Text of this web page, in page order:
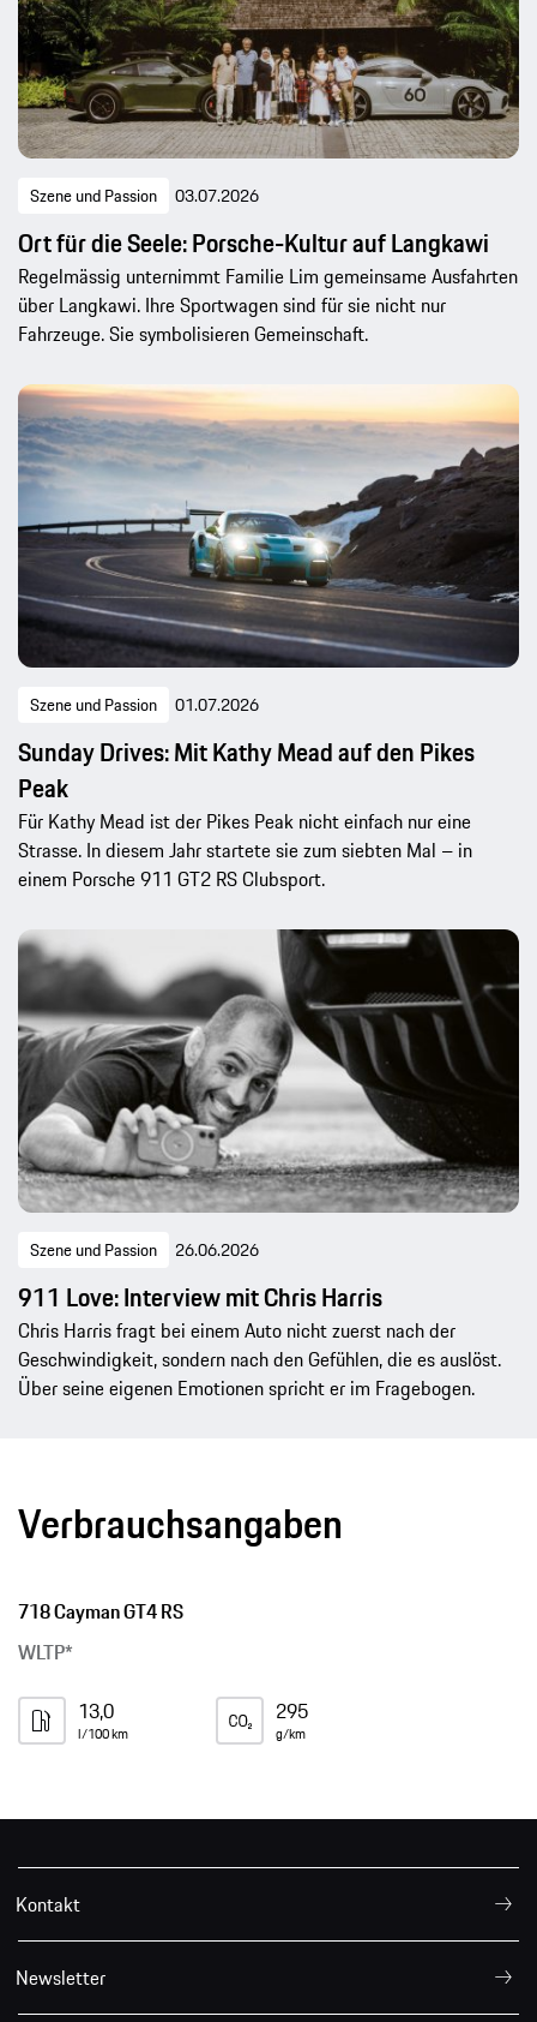
Szene und Passion 03.07.2026
Ort für die Seele: Porsche-Kultur auf Langkawi
Regelmässig unternimmt Familie Lim gemeinsame Ausfahrten
über Langkawi. Ihre Sportwagen sind für sie nicht nur
Fahrzeuge. Sie symbolisieren Gemeinschaft.
Szene und Passion 01.07.2026
Sunday Drives: Mit Kathy Mead auf den Pikes
Peak
Für Kathy Mead ist der Pikes Peak nicht einfach nur eine
Strasse. In diesem Jahr startete sie zum siebten Mal – in
einem Porsche 911 GT2 RS Clubsport.
Szene und Passion 26.06.2026
911 Love: Interview mit Chris Harris
Chris Harris fragt bei einem Auto nicht zuerst nach der
Geschwindigkeit, sondern nach den Gefühlen, die es auslöst.
Über seine eigenen Emotionen spricht er im Fragebogen.
Verbrauchsangaben
718 Cayman GT4 RS
WLTP*
13,0
l/100 km
295
g/km
Kontakt
Newsletter